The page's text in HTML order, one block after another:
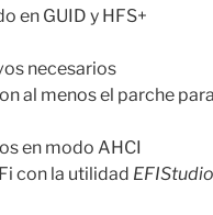
en GUID y HFS+
necesarios
al menos el parche
en modo AHCI
con la utilidad EFIStudio